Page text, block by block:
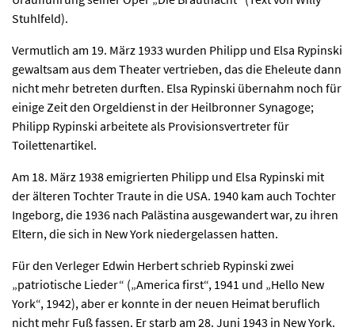
Stuhlfeld).
Vermutlich am 19. März 1933 wurden Philipp und Elsa Rypinski
gewaltsam aus dem Theater vertrieben, das die Eheleute dann
nicht mehr betreten durften. Elsa Rypinski übernahm noch für
einige Zeit den Orgeldienst in der Heilbronner Synagoge;
Philipp Rypinski arbeitete als Provisionsvertreter für
Toilettenartikel.
Am 18. März 1938 emigrierten Philipp und Elsa Rypinski mit
der älteren Tochter Traute in die USA. 1940 kam auch Tochter
Ingeborg, die 1936 nach Palästina ausgewandert war, zu ihren
Eltern, die sich in New York niedergelassen hatten.
Für den Verleger Edwin Herbert schrieb Rypinski zwei
„patriotische Lieder“ („America first“, 1941 und „Hello New
York“, 1942), aber er konnte in der neuen Heimat beruflich
nicht mehr Fuß fassen. Er starb am 28. Juni 1943 in New York.